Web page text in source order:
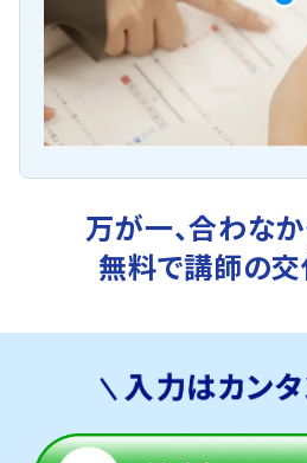
万が一、合わな
無料で講師の交